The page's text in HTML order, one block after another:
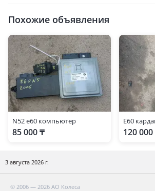
Похожие объявления
N52 e60 компьютер
85 000 ₸
Е60
120
3 августа 2026 г.
© 2006 — 2026 АО Колеса